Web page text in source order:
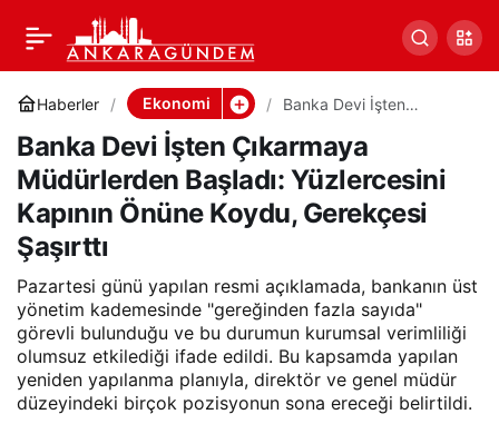
Haberler Ekonomi
Banka Devi İşten
Başladı: Yüzlercesini
Kapının Önüne Koydu,
Gerekçesi Şaşırttı
Banka Devi İşten Çıkarmaya
Müdürlerden Başladı: Yüzlercesini
Kapının Önüne Koydu, Gerekçesi
Şaşırttı
Pazartesi günü yapılan resmi açıklamada, bankanın üst
yönetim kademesinde "gereğinden fazla sayıda"
görevli bulunduğu ve bu durumun kurumsal verimliliği
olumsuz etkilediği ifade edildi. Bu kapsamda yapılan
yeniden yapılanma planıyla, direktör ve genel müdür
düzeyindeki birçok pozisyonun sona ereceği belirtildi.
Banka Devi İşten
Çıkarmaya Müdürlerden
Başladı: Yüzlercesini
Kapının Önüne Koydu,
Gerekçesi Şaşırttı
0 Paylaş